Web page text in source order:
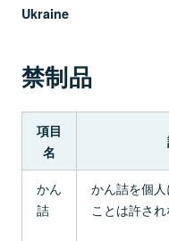
Ukraine
禁制品
項目
名
かん
詰
かん詰を個
ことは許され